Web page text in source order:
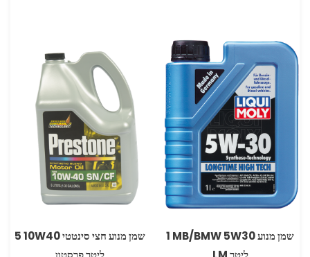
שמן מנוע ‏‏5W30 ‏MB/BMW‏ 1
שמן מנוע חצי סינטטי 10W40‏ 5